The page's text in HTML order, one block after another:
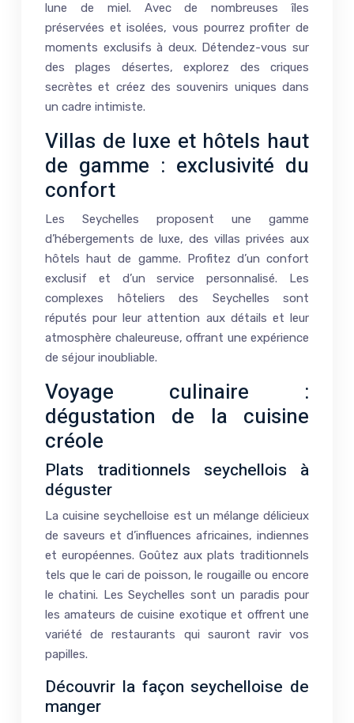
lune de miel. Avec de nombreuses îles
préservées et isolées, vous pourrez profiter de
moments exclusifs à deux. Détendez-vous sur
des plages désertes, explorez des criques
secrètes et créez des souvenirs uniques dans
un cadre intimiste.
Villas de luxe et hôtels haut
de gamme : exclusivité du
confort
Les Seychelles proposent une gamme
d’hébergements de luxe, des villas privées aux
hôtels haut de gamme. Profitez d’un confort
exclusif et d’un service personnalisé. Les
complexes hôteliers des Seychelles sont
réputés pour leur attention aux détails et leur
atmosphère chaleureuse, offrant une expérience
de séjour inoubliable.
Voyage culinaire :
dégustation de la cuisine
créole
Plats traditionnels seychellois à
déguster
La cuisine seychelloise est un mélange délicieux
de saveurs et d’influences africaines, indiennes
et européennes. Goûtez aux plats traditionnels
tels que le cari de poisson, le rougaille ou encore
le chatini. Les Seychelles sont un paradis pour
les amateurs de cuisine exotique et offrent une
variété de restaurants qui sauront ravir vos
papilles.
Découvrir la façon seychelloise de
manger